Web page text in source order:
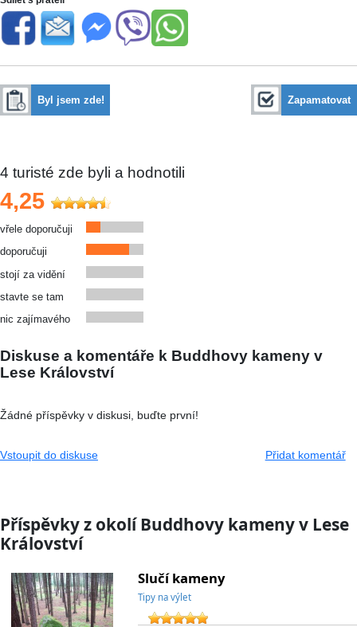
Byl jsem zde! Zapamatovat
4 turisté zde byli a hodnotili
4,25
vřele doporučuji
doporučuji
stojí za vidění
stavte se tam
nic zajímavého
Diskuse a komentáře k Buddhovy kameny v
Lese Království
Žádné příspěvky v diskusi, buďte první!
Vstoupit do diskuse Přidat komentář
Příspěvky z okolí Buddhovy kameny v Lese
Království
Slučí kameny
Tipy na výlet